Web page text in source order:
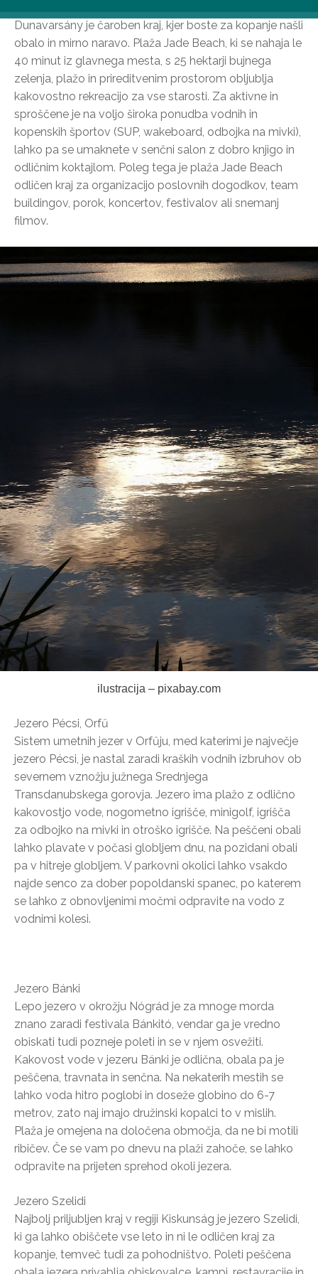
Dunavarsány je čaroben kraj, kjer boste za kopanje našli
obalo in mirno naravo. Plaža Jade Beach, ki se nahaja le
40 minut iz glavnega mesta, s 25 hektarji bujnega
zelenja, plažo in prireditvenim prostorom obljublja
kakovostno rekreacijo za vse starosti. Za aktivne in
sproščene je na voljo široka ponudba vodnih in
kopenskih športov (SUP, wakeboard, odbojka na mivki),
lahko pa se umaknete v senčni salon z dobro knjigo in
odličnim koktajlom. Poleg tega je plaža Jade Beach
odličen kraj za organizacijo poslovnih dogodkov, team
buildingov, porok, koncertov, festivalov ali snemanj
filmov.
ilustracija – pixabay.com
Jezero Pécsi, Orfű
Sistem umetnih jezer v Orfűju, med katerimi je največje
jezero Pécsi, je nastal zaradi kraških vodnih izbruhov ob
severnem vznožju južnega Srednjega
Transdanubskega gorovja. Jezero ima plažo z odlično
kakovostjo vode, nogometno igrišče, minigolf, igrišča
za odbojko na mivki in otroško igrišče. Na peščeni obali
lahko plavate v počasi globljem dnu, na pozidani obali
pa v hitreje globljem. V parkovni okolici lahko vsakdo
najde senco za dober popoldanski spanec, po katerem
se lahko z obnovljenimi močmi odpravite na vodo z
vodnimi kolesi.
Jezero Bánki
Lepo jezero v okrožju Nógrád je za mnoge morda
znano zaradi festivala Bánkitó, vendar ga je vredno
obiskati tudi pozneje poleti in se v njem osvežiti.
Kakovost vode v jezeru Bánki je odlična, obala pa je
peščena, travnata in senčna. Na nekaterih mestih se
lahko voda hitro poglobi in doseže globino do 6-7
metrov, zato naj imajo družinski kopalci to v mislih.
Plaža je omejena na določena območja, da ne bi motili
ribičev. Če se vam po dnevu na plaži zahoče, se lahko
odpravite na prijeten sprehod okoli jezera.
Jezero Szelidi
Najbolj priljubljen kraj v regiji Kiskunság je jezero Szelidi,
ki ga lahko obiščete vse leto in ni le odličen kraj za
kopanje, temveč tudi za pohodništvo. Poleti peščena